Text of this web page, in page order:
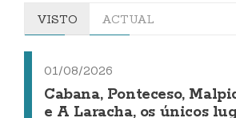
VISTO ACTUAL
01/08/2026
Cabana, Ponteceso,
e A Laracha, os únicos